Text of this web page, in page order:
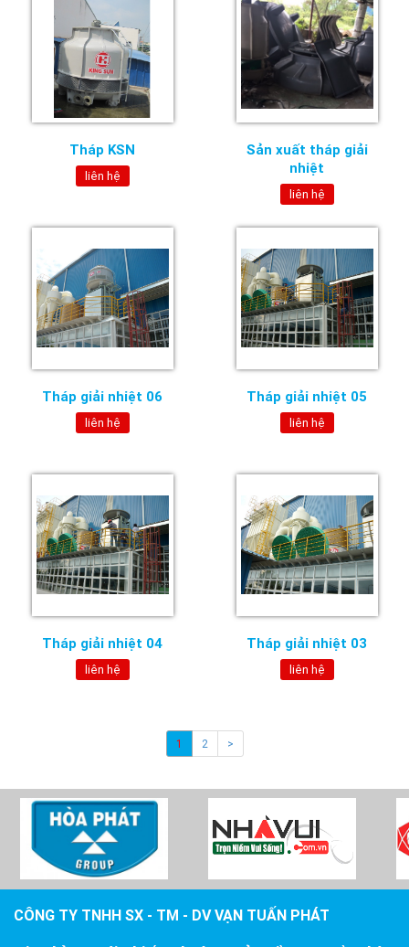
Tháp KSN
liên hệ
Sản xuất tháp giải
nhiệt
liên hệ
Tháp giải nhiệt 06
liên hệ
Tháp giải nhiệt 05
liên hệ
Tháp giải nhiệt 04
liên hệ
Tháp giải nhiệt 03
liên hệ
1 2 >
CÔNG TY TNHH SX - TM - DV VẠN TUẤN PHÁT